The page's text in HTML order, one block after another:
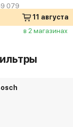
079
11 августа
в 2 магазинах